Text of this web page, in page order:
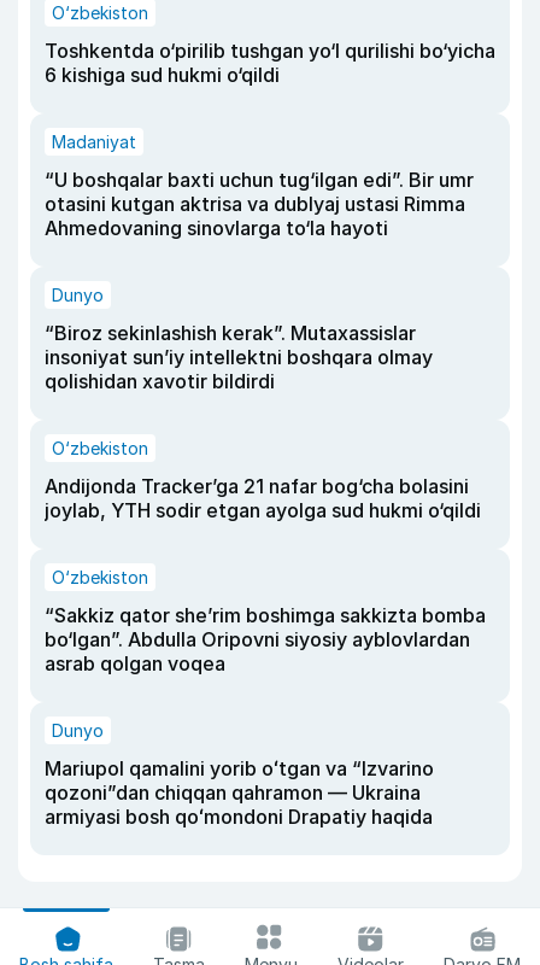
O‘zbekiston
Toshkentda o‘pirilib tushgan yo‘l qurilishi bo‘yicha
6 kishiga sud hukmi o‘qildi
Madaniyat
“U boshqalar baxti uchun tug‘ilgan edi”. Bir umr
otasini kutgan aktrisa va dublyaj ustasi Rimma
Ahmedovaning sinovlarga to‘la hayoti
Dunyo
“Biroz sekinlashish kerak”. Mutaxassislar
insoniyat sun’iy intellektni boshqara olmay
qolishidan xavotir bildirdi
O‘zbekiston
Andijonda Tracker’ga 21 nafar bog‘cha bolasini
joylab, YTH sodir etgan ayolga sud hukmi o‘qildi
O‘zbekiston
“Sakkiz qator she’rim boshimga sakkizta bomba
bo‘lgan”. Abdulla Oripovni siyosiy ayblovlardan
asrab qolgan voqea
Dunyo
Mariupol qamalini yorib oʻtgan va “Izvarino
qozoni”dan chiqqan qahramon — Ukraina
armiyasi bosh qoʻmondoni Drapatiy haqida